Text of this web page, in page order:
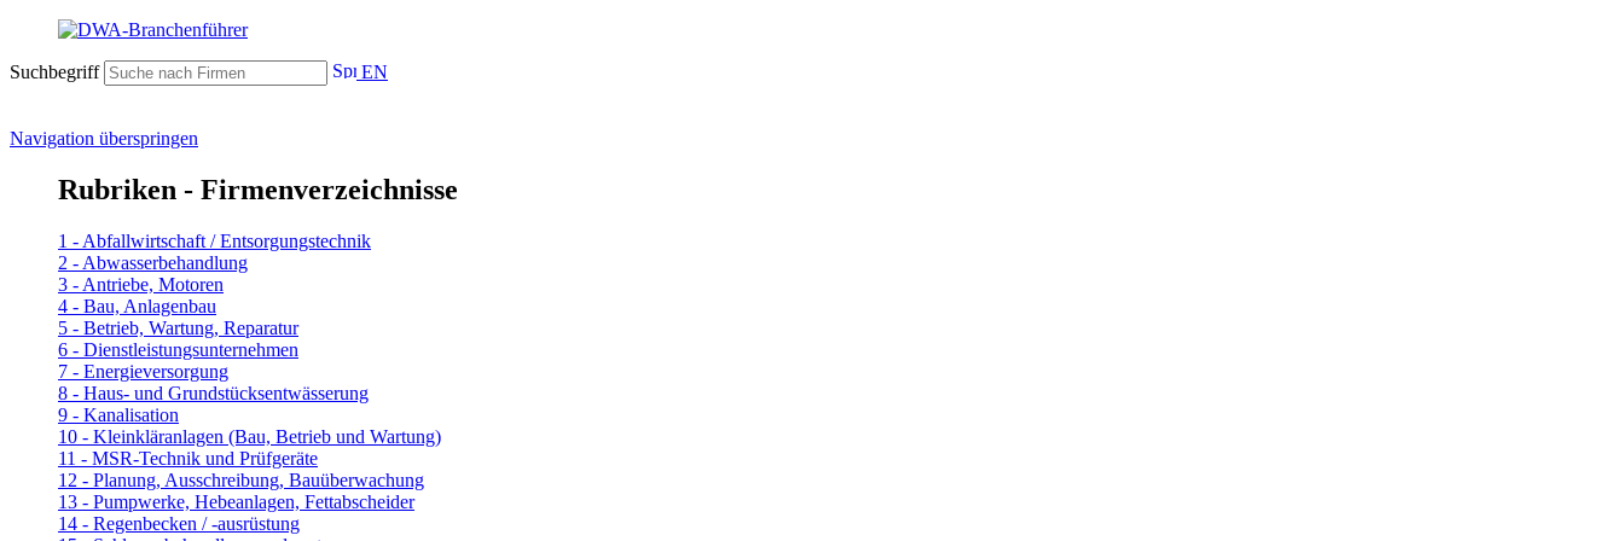
Suchbegriff EN
Navigation überspringen
Rubriken - Firmenverzeichnisse
1 - Abfallwirtschaft / Entsorgungstechnik
2 - Abwasserbehandlung
3 - Antriebe, Motoren
4 - Bau, Anlagenbau
5 - Betrieb, Wartung, Reparatur
6 - Dienstleistungsunternehmen
7 - Energieversorgung
8 - Haus- und Grundstücksentwässerung
9 - Kanalisation
10 - Kleinkläranlagen (Bau, Betrieb und Wartung)
11 - MSR-Technik und Prüfgeräte
12 - Planung, Ausschreibung, Bauüberwachung
13 - Pumpwerke, Hebeanlagen, Fettabscheider
14 - Regenbecken / -ausrüstung